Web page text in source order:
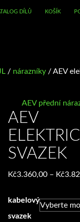
DÍLŮ KOŠÍK
/ nárazníky / AEV
AEV přední
AEV
SVAZEK
Kč3.360,00 – Kč
kabelový
svazek